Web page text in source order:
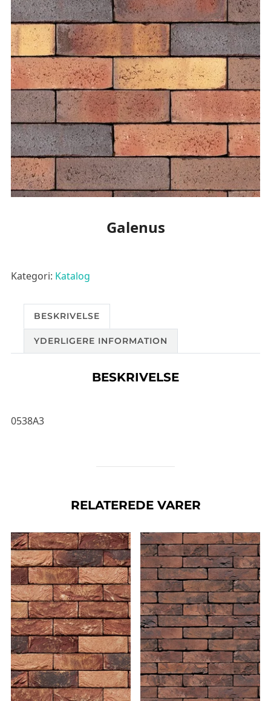
Galenus
Kategori: Katalog
BESKRIVELSE
YDERLIGERE INFORMATION
BESKRIVELSE
0538A3
RELATEREDE VARER